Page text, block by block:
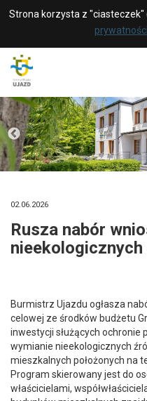
Strona korzysta z "ciasteczek"
prywatności
02.06.2026
Rusza nabór
nieekologicznych
Burmistrz Ujazdu ogłasza
celowej ze środków budżetu
inwestycji służących ochronie
wymianie nieekologicznych
mieszkalnych położonych na
Program skierowany jest do
właścicielami,